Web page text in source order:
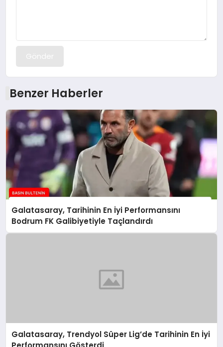
Gönder
Benzer Haberler
Galatasaray, Tarihinin En İyi Performansını
Bodrum FK Galibiyetiyle Taçlandırdı
Galatasaray, Trendyol Süper Lig’de Tarihinin En İyi